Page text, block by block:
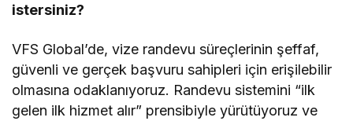
istersiniz?
VFS Global’de, vize randevu süreçlerinin şeffaf,
güvenli ve gerçek başvuru sahipleri için erişilebilir
olmasına odaklanıyoruz. Randevu sistemini “ilk
gelen ilk hizmet alır” prensibiyle yürütüyoruz ve